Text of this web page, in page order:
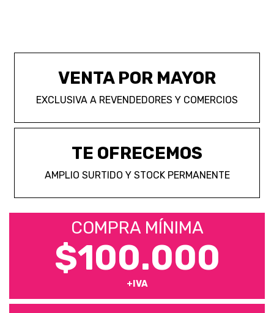
VENTA POR MAYOR
EXCLUSIVA A REVENDEDORES Y COMERCIOS
TE OFRECEMOS
AMPLIO SURTIDO Y STOCK PERMANENTE
COMPRA MÍNIMA
$100.000
+IVA